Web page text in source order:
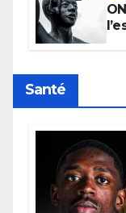
Santé